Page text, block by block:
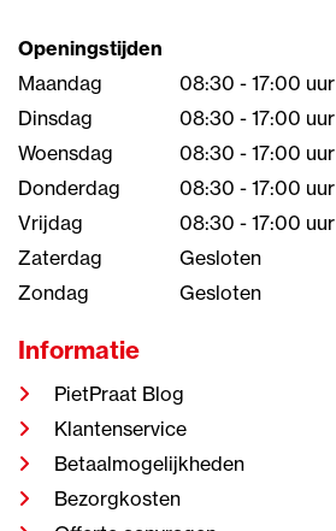
Openingstijden
Maandag
08:30 - 17:00 uur
Dinsdag
08:30 - 17:00 uur
Woensdag
08:30 - 17:00 uur
Donderdag
08:30 - 17:00 uur
Vrijdag
08:30 - 17:00 uur
Zaterdag
Gesloten
Zondag
Gesloten
Informatie
PietPraat Blog
Klantenservice
Betaalmogelijkheden
Bezorgkosten